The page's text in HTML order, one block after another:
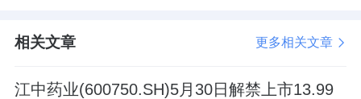
相关文章 更多相关文章
江中药业(600750.SH)5月30日解禁上市13.99